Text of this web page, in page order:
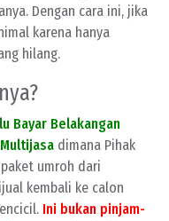
Dengan cara ini, jika
karena hanya
hilang.
Bayar Belakangan
dimana Pihak
umroh dari
kembali ke calon
Ini bukan pinjam-